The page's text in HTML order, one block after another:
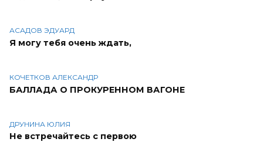
АСАДОВ ЭДУАРД
Я могу тебя очень ждать,
КОЧЕТКОВ АЛЕКСАНДР
БАЛЛАДА О ПРОКУРЕННОМ ВАГОНЕ
ДРУНИНА ЮЛИЯ
Не встречайтесь с первою